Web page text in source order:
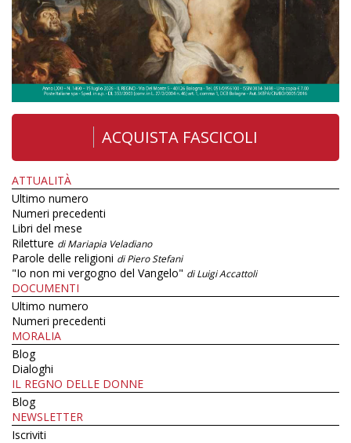
ACQUISTA FASCICOLI
ATTUALITÀ
Ultimo numero
Numeri precedenti
Libri del mese
Riletture di Mariapia Veladiano
Parole delle religioni di Piero Stefani
"Io non mi vergogno del Vangelo" di Luigi Accattoli
DOCUMENTI
Ultimo numero
Numeri precedenti
MORALIA
Blog
Dialoghi
IL REGNO DELLE DONNE
Blog
NEWSLETTER
Iscriviti